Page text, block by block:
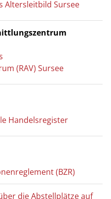
Altersleitbild Sursee
(RAV) Sursee
Handelsregister
(BZR)
die Abstellplätze auf